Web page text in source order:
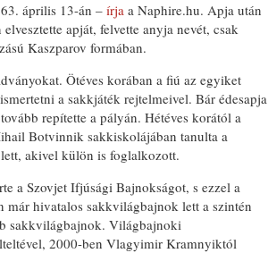
április 13-án – írja a Naphire.hu. Apja után
apját, felvette anyja nevét, csak
Kaszparov formában.
Ötéves korában a fiú az egyiket
a sakkjáték rejtelmeivel. Bár édesapja
repítette a pályán. Hétéves korától a
Botvinnik sakkiskolájában tanulta a
akivel külön is foglalkozott.
a Szovjet Ifjúsági Bajnokságot, s ezzel a
hivatalos sakkvilágbajnok lett a szintén
sakkvilágbajnok. Világbajnoki
2000-ben Vlagyimir Kramnyiktól